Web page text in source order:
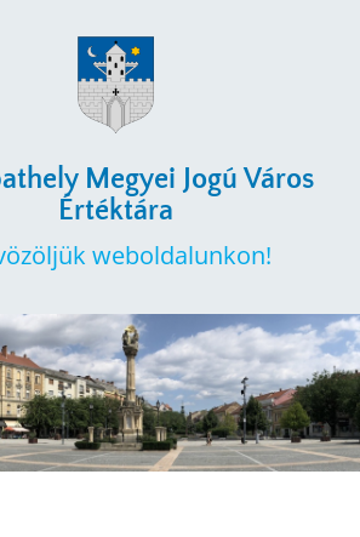
Megyei Jogú Város
Értéktára
weboldalunkon!